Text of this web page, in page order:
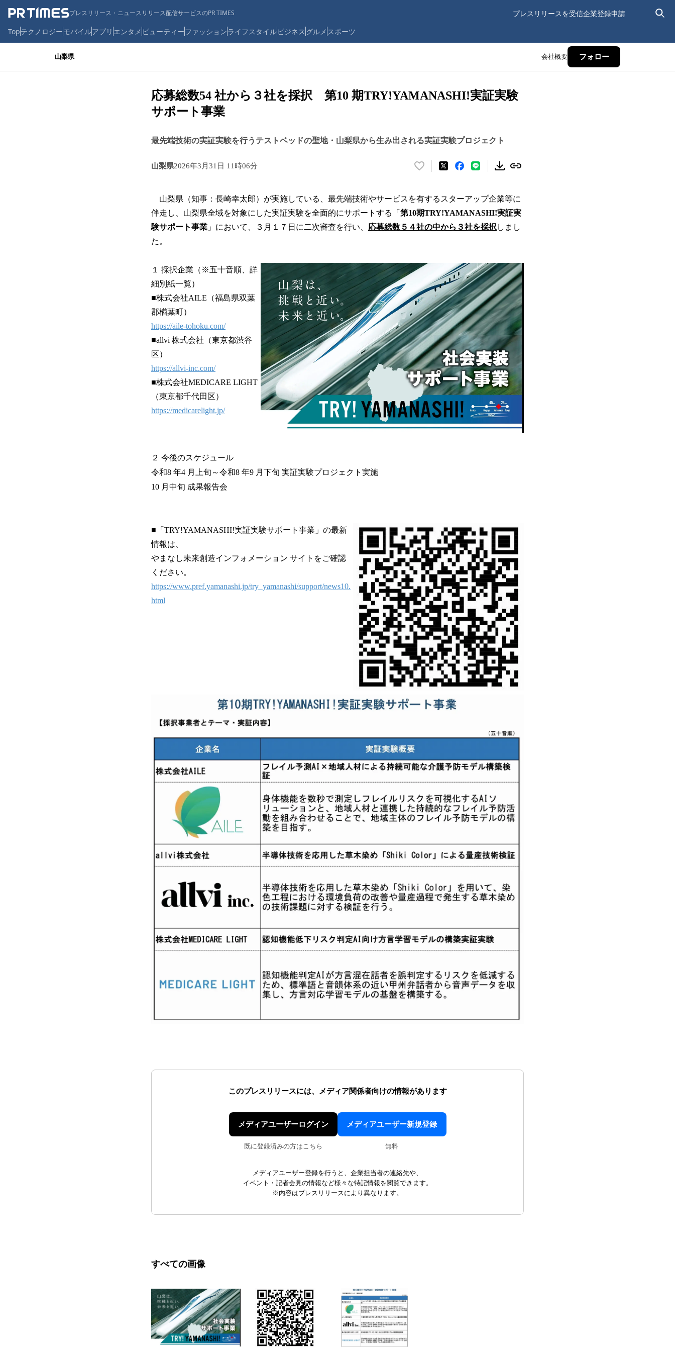
プレスリリース・ニュースリリース配信サービスのPR TIMES プレスリリースを受信企業登録申請
Topテクノロジーモバイルアプリ エンタメ ビューティーファッションライフスタイルビジネス グルメ スポーツ
山梨県 会社概要 フォロー
応募総数54 社から３社を採択 第10 期TRY!YAMANASHI!実証実験
サポート事業
最先端技術の実証実験を行うテストベッドの聖地・山梨県から生み出される実証実験プロジェクト
山梨県2026年3月31日 11時06分
い
！
数
を
み
で
す
山梨県（知事：長崎幸太郎）が実施している、最先端技術やサービスを有するスターアップ企業等に
伴走し、山梨県全域を対象にした実証実験を全面的にサポートする「 第10期TRY!YAMANASHI!実証実
験サポート事業 」において、３月１７日に二次審査を行い、 応募総数５４社の中から３社を採択 しまし
た。
１ 採択企業（※五十音順、詳
細別紙一覧）
■株式会社AILE（福島県双葉
郡楢葉町）
https://aile-tohoku.com/
■allvi 株式会社（東京都渋谷
区）
https://allvi-inc.com/
■株式会社MEDICARE LIGHT
（東京都千代田区）
https://medicarelight.jp/
２ 今後のスケジュール
令和8 年4 月上旬～令和8 年9 月下旬 実証実験プロジェクト実施
10 月中旬 成果報告会
■「TRY!YAMANASHI!実証実験サポート事業」の最新
情報は、
やまなし未来創造インフォメーション サイトをご確認
ください。
https://www.pref.yamanashi.jp/try_yamanashi/support/news10.
html
このプレスリリースには、 メディア関係者向けの情報があります
メディアユーザーログイン
既に登録済みの方はこちら
メディアユーザー新規登録
無料
メディアユーザー登録を行うと、企業担当者の連絡先や、
イベント・記者会見の情報など様々な特記情報を閲覧できます。
※内容はプレスリリースにより異なります。
すべての画像